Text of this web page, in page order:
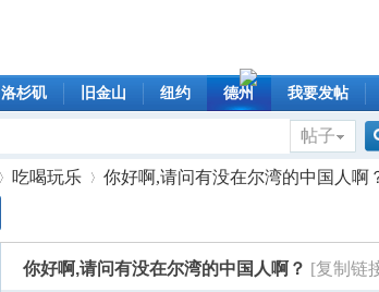
洛杉矶 旧金山 纽约 德州 我要发帖
帖子
吃喝玩乐
›
你好啊,请问有没在尔湾的中国人啊
你好啊,请问有没在尔湾的中国人啊？ [复制链